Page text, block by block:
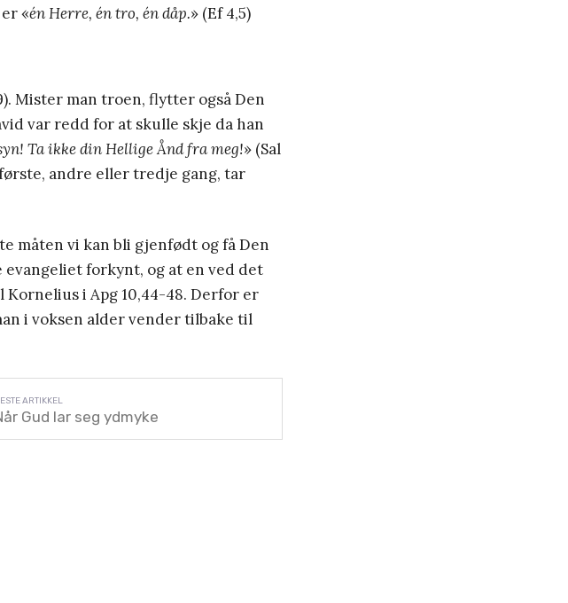
«én Herre, én tro, én dåp.» (Ef 4,5)
Mister man troen, flytter også Den
var redd for at skulle skje da han
Ta ikke din Hellige Ånd fra meg!» (Sal
andre eller tredje gang, tar
måten vi kan bli gjenfødt og få Den
evangeliet forkynt, og at en ved det
i Apg 10,44-48. Derfor er
i voksen alder vender tilbake til
Gud lar seg ydmyke